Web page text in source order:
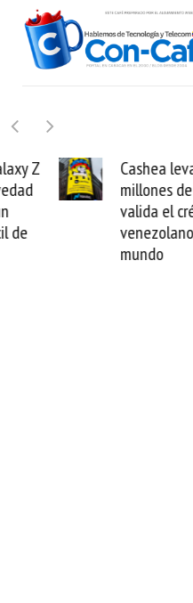
Cashea levanta 100
millones de dólares y
valida el crédito del
venezolano ante el